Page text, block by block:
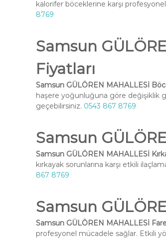
kalorifer böceklerine karşı
8769
Samsun
Fiyatları
Samsun GÜLÖREN MAHALLESİ
haşere yoğunluğuna göre değişiklik
geçebilirsiniz. 0543 867 8769
Samsun
Samsun GÜLÖREN MAHALLESİ
kırkayak sorunlarına karşı etkili
867 8769
Samsun
Samsun GÜLÖREN MAHALLESİ
profesyonel mücadele sağlar. Etkili